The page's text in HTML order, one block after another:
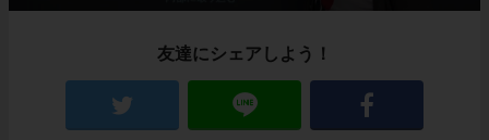
友達にシェアしよう！